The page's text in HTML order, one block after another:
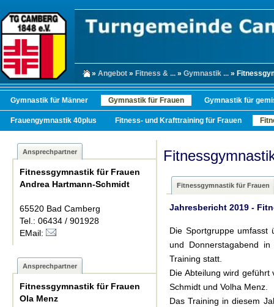
» Angebot » Fitness & ... » Gymnastik ... »
Gymnastik für Männer Gymnastik für Frauen Gymnastik für
Frauengymnastik 40plus Fitness- und Krafttraining für Frauen
Ansprechpartner
Fitnessgymnastik für Frauen
Andrea Hartmann-Schmidt
65520 Bad Camberg
Tel.: 06434 / 901928
EMail:
Ansprechpartner
Fitnessgymnastik für Frauen
Ola Menz
Fitnessgymnastik für Frauen
Jahresbericht 2019 -
Die Sportgruppe umfasst
und Donnerstagabend
Training statt.
Die Abteilung wird
Schmidt und Volha Menz.
Das Training in diesem